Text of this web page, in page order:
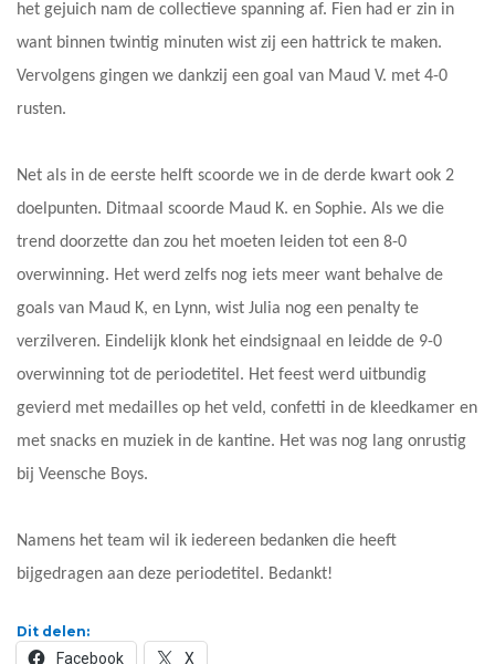
het gejuich nam de collectieve spanning af. Fien had er zin in
want binnen twintig minuten wist zij een hattrick te maken.
Vervolgens gingen we dankzij een goal van Maud V. met 4-0
rusten.
Net als in de eerste helft scoorde we in de derde kwart ook 2
doelpunten. Ditmaal scoorde Maud K. en Sophie. Als we die
trend doorzette dan zou het moeten leiden tot een 8-0
overwinning. Het werd zelfs nog iets meer want behalve de
goals van Maud K, en Lynn, wist Julia nog een penalty te
verzilveren. Eindelijk klonk het eindsignaal en leidde de 9-0
overwinning tot de periodetitel. Het feest werd uitbundig
gevierd met medailles op het veld, confetti in de kleedkamer en
met snacks en muziek in de kantine. Het was nog lang onrustig
bij Veensche Boys.
Namens het team wil ik iedereen bedanken die heeft
bijgedragen aan deze periodetitel. Bedankt!
Dit delen:
Facebook X